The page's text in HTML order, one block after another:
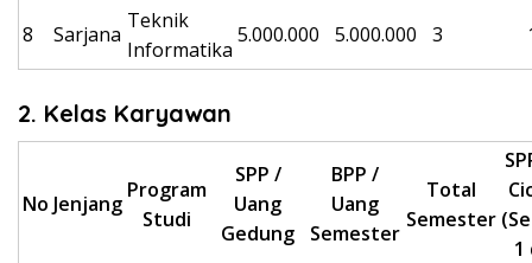
8 Sarjana
Teknik
Informatika
5.000.000 5.000.000 3
2. Kelas Karyawan
No Jenjang
Program
Studi
SPP /
Uang
Gedung
BPP /
Uang
Semester
Total
Semester
1